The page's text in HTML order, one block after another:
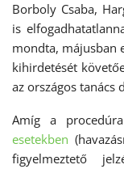
Borboly Csaba,
is
mondta, májusban
kihirdetését
az országos tanács
Amíg a
esetekben
figyelmeztető